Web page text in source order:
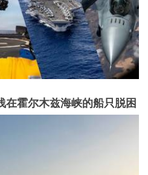
在霍尔木兹海峡的船只脱困